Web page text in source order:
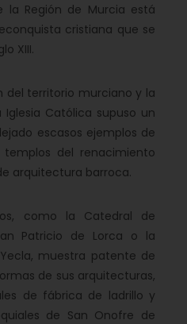
la Región de Murcia está
cristiana que se
XIII.
del territorio murciano y la
Católica supuso un
escasos ejemplos de
del renacimiento
arquitectura barroca.
como la Catedral de
Patricio de Lorca o la
muestra patente de
de sus arquitecturas,
de fábrica de ladrillo y
de San Onofre de